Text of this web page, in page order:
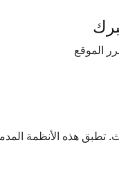
الموقع
تطبق هذه الأنظمة